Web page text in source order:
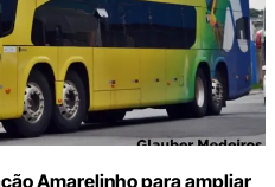
Amarelinho para ampliar